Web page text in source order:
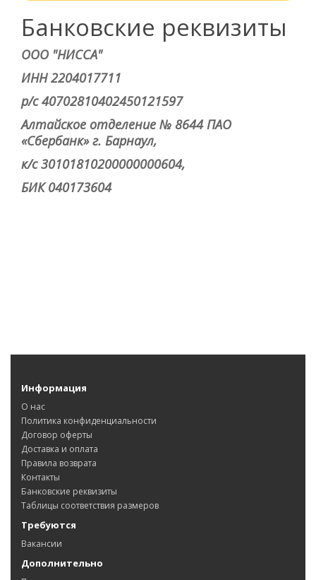
Банковские реквизиты
ООО "НИССА"
ИНН 2204017711
р/с 40702810402450121597
Алтайское отделение № 8644 ПАО
«Сбербанк» г. Барнаул,
к/с 30101810200000000604,
БИК 040173604
Информация
О нас
Политика конфиденциальности
Договор оферты
Доставка и оплата
Правила возврата
Контакты
Банковские реквизиты
Таблицы соответствия размеров
Требуются
Вакансии
Дополнительно